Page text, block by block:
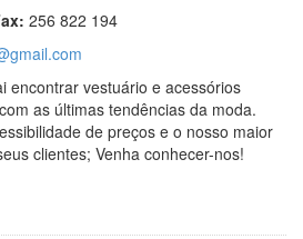
256 822 194
encontrar vestuário e acessórios
as últimas tendências da moda.
de preços e o nosso maior
clientes; Venha conhecer-nos!